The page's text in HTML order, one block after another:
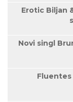
Erotic Biljan
Novi singl
Fluentes